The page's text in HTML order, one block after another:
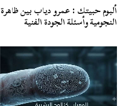
ألبوم حبيتك : عمرو دياب بين ظاهرة
النجومية وأسئلة الجودة الفنية